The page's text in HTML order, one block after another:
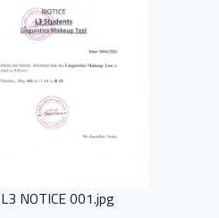
L3 NOTICE 001.jpg